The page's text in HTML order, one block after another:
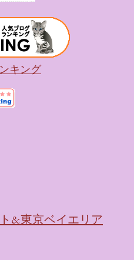
の隣に座れるエリア）など、
広がります。 🛌 2. 個性あふ
ム）」 イベントの目玉とな
クターたちがそれぞれの“好
ンした客室のエリアです。 ハ
キング
&東京ベイエリア